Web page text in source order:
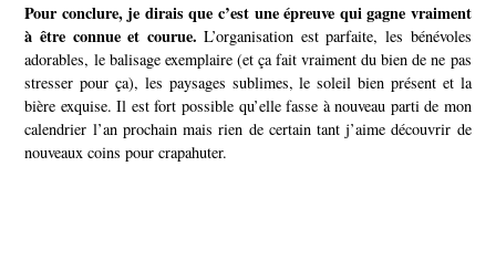
Pour conclure, je dirais que c’est une épreuve qui gagne vraiment
à être connue et courue. L’organisation est parfaite, les bénévoles
adorables, le balisage exemplaire (et ça fait vraiment du bien de ne pas
stresser pour ça), les paysages sublimes, le soleil bien présent et la
bière exquise.Il est fort possible qu’elle fasse à nouveau parti de mon
calendrier l’an prochain mais rien de certain tant j’aime découvrir de
nouveaux coins pour crapahuter.